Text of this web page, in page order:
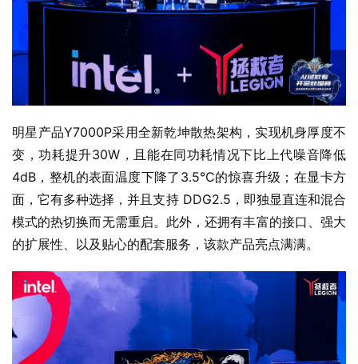
明星产品Y7000P采用全新乾坤散热架构，实现机身厚度不
变，功耗提升30W，且能在同功耗情况下比上代噪音降低
4dB，整机的表面温度下降了3.5°C的惊喜升级；在显卡方
面，它有多种选择，并且支持 DDG2.5，即独显直连和混合
模式的热切换而无需重启。此外，还拥有丰富的接口、强大
的扩展性、以及贴心的配套服务，该款产品亮点满满。